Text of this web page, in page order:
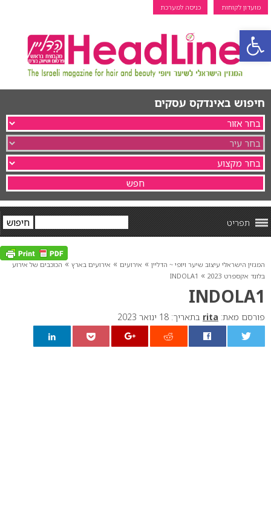
פתח סרגל נגישות
מועדון לקוחות כניסה למערכת
חיפוש באינדקס עסקים
תפריט
המגזין הישראלי עיצוב שיער ויופי ~ הדליין » אירועים » אירועים בארץ »הכוכבים של אירוע
בלונד אקספרט 2023
»
INDOLA1
INDOLA1
פורסם מאת: rita בתאריך: 18 ינואר 2023